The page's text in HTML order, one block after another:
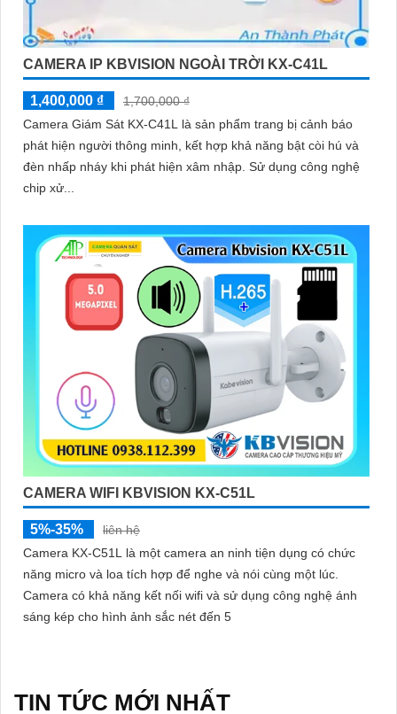
CAMERA IP KBVISION NGOÀI TRỜI KX-C41L
1,400,000 ₫
1,700,000 ₫
Camera Giám Sát KX-C41L là sản phẩm trang bị cảnh báo
phát hiện người thông minh, kết hợp khả năng bật còi hú và
đèn nhấp nháy khi phát hiện xâm nhập. Sử dụng công nghệ
chip xử...
CAMERA WIFI KBVISION KX-C51L
5%-35%
liên hệ
Camera KX-C51L là một camera an ninh tiện dụng có chức
năng micro và loa tích hợp để nghe và nói cùng một lúc.
Camera có khả năng kết nối wifi và sử dụng công nghệ ánh
sáng kép cho hình ảnh sắc nét đến 5
TIN TỨC MỚI NHẤT